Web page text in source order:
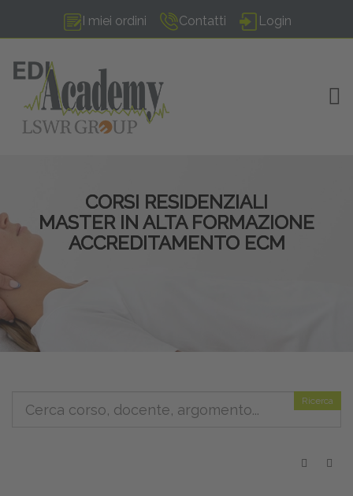
I miei ordini Contatti Login
CORSI RESIDENZIALI
MASTER IN ALTA FORMAZIONE
ACCREDITAMENTO ECM
Ricerca